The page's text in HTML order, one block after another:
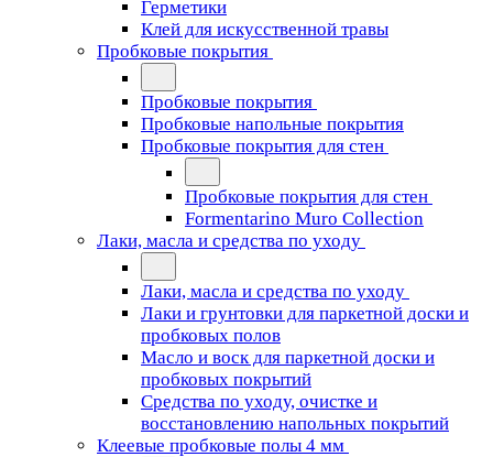
Герметики
Клей для искусственной травы
Пробковые покрытия
Пробковые покрытия
Пробковые напольные покрытия
Пробковые покрытия для стен
Пробковые покрытия для стен
Formentarino Muro Collection
Лаки, масла и средства по уходу
Лаки, масла и средства по уходу
Лаки и грунтовки для паркетной доски и
пробковых полов
Масло и воск для паркетной доски и
пробковых покрытий
Средства по уходу, очистке и
восстановлению напольных покрытий
Клеевые пробковые полы 4 мм